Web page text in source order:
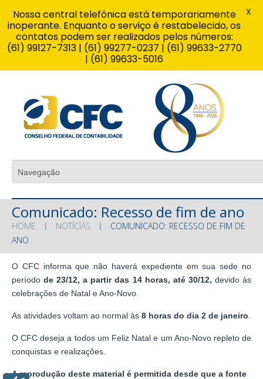
Comunicado: Recesso de fim de ano
HOME NOTÍCIAS
COMUNICADO: RECESSO DE FIM DE
ANO
O CFC informa que não haverá expediente em sua sede no
períodode 23/12, a partir das 14 horas, até 30/12, devido às
celebrações de Natal e Ano-Novo.
As atividades voltam ao normal às 8 horas do dia 2 de janeiro
O CFC deseja a todos um Feliz Natal e um Ano-Novo repleto de
conquistas e realizações.
A reprodução deste material é permitida desde que a fonte
Nossa central telefônica está temporariamente
inoperante. Enquanto o serviço é restabelecido, os
contatos podem ser realizados pelos números:
(61) 99127-7313 | (61) 99277-0237 | (61) 99633-2770
| (61) 99633-5016
X